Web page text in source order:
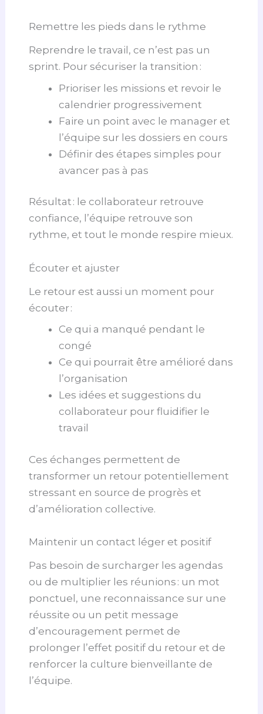
Remettre les pieds dans le rythme
Reprendre le travail, ce n’est pas un
sprint. Pour sécuriser la transition :
Prioriser les missions et revoir le
calendrier progressivement
Faire un point avec le manager et
l’équipe sur les dossiers en cours
Définir des étapes simples pour
avancer pas à pas
Résultat : le collaborateur retrouve
confiance, l’équipe retrouve son
rythme, et tout le monde respire mieux.
Écouter et ajuster
Le retour est aussi un moment pour
écouter :
Ce qui a manqué pendant le
congé
Ce qui pourrait être amélioré dans
l’organisation
Les idées et suggestions du
collaborateur pour fluidifier le
travail
Ces échanges permettent de
transformer un retour potentiellement
stressant en source de progrès et
d’amélioration collective.
Maintenir un contact léger et positif
Pas besoin de surcharger les agendas
ou de multiplier les réunions : un mot
ponctuel, une reconnaissance sur une
réussite ou un petit message
d’encouragement permet de
prolonger l’effet positif du retour et de
renforcer la culture bienveillante de
l’équipe.